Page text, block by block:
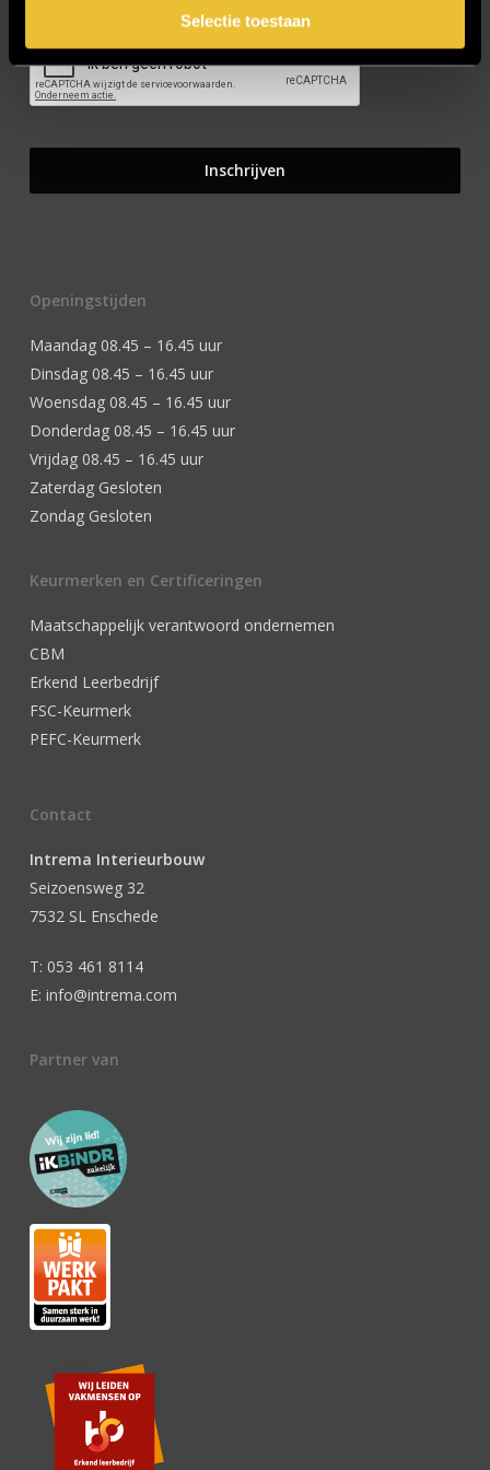
Selectie toestaan
Openingstijden
Maandag 08.45 – 16.45 uur
Dinsdag 08.45 – 16.45 uur
Woensdag 08.45 – 16.45 uur
Donderdag 08.45 – 16.45 uur
Vrijdag 08.45 – 16.45 uur
Zaterdag Gesloten
Zondag Gesloten
Keurmerken en Certificeringen
Maatschappelijk verantwoord ondernemen
CBM
Erkend Leerbedrijf
FSC-Keurmerk
PEFC-Keurmerk
Contact
Intrema Interieurbouw
Seizoensweg 32
7532 SL Enschede
T: 053 461 8114
E: info@intrema.com
Partner van